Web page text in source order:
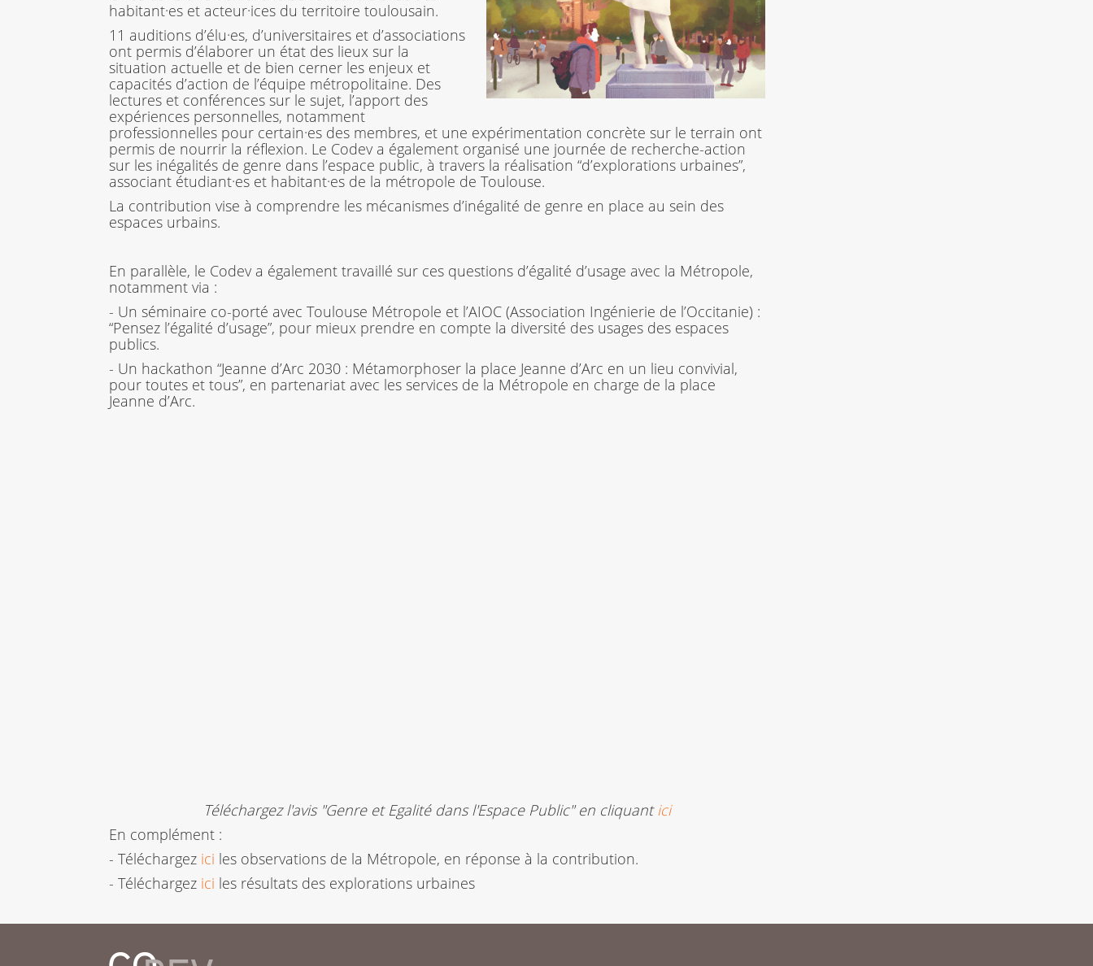
habitant·es et acteur·ices du territoire toulousain.
11 auditions d’élu·es, d’universitaires et d’associations
ont permis d’élaborer un état des lieux sur la
situation actuelle et de bien cerner les enjeux et
capacités d’action de l’équipe métropolitaine. Des
lectures et conférences sur le sujet, l’apport des
expériences personnelles, notamment
professionnelles pour certain·es des membres, et une expérimentation concrète sur le terrain ont
permis de nourrir la réflexion. Le Codev a également organisé une journée de recherche-action
sur les inégalités de genre dans l’espace public, à travers la réalisation “d’explorations urbaines”,
associant étudiant·es et habitant·es de la métropole de Toulouse.
La contribution vise à comprendre les mécanismes d’inégalité de genre en place au sein des
espaces urbains.
En parallèle, le Codev a également travaillé sur ces questions d’égalité d’usage avec la Métropole,
notamment via :
- Un séminaire co-porté avec Toulouse Métropole et l’AIOC (Association Ingénierie de l’Occitanie) :
“Pensez l’égalité d’usage”, pour mieux prendre en compte la diversité des usages des espaces
publics.
- Un hackathon “Jeanne d’Arc 2030 : Métamorphoser la place Jeanne d’Arc en un lieu convivial,
pour toutes et tous”, en partenariat avec les services de la Métropole en charge de la place
Jeanne d’Arc.
Téléchargez l'avis "Genre et Egalité dans l'Espace Public" en cliquantici
En complément :
- Téléchargez ici les observations de la Métropole, en réponse à la contribution.
- Téléchargez ici les résultats des explorations urbaines